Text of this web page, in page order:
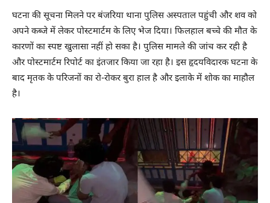
घटना की सूचना मिलने पर बंजरिया थाना पुलिस अस्पताल पहुंची और शव को
अपने कब्जे में लेकर पोस्टमार्टम के लिए भेज दिया। फिलहाल बच्चे की मौत के
कारणों का स्पष्ट खुलासा नहीं हो सका है। पुलिस मामले की जांच कर रही है
और पोस्टमार्टम रिपोर्ट का इंतजार किया जा रहा है। इस हृदयविदारक घटना के
बाद मृतक के परिजनों का रो-रोकर बुरा हाल है और इलाके में शोक का माहौल
है।